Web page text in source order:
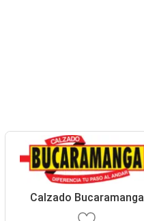
Calzado Bucaramanga